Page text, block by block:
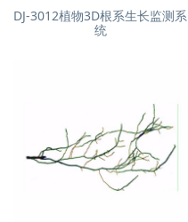
DJ-3012植物3D根系生长监测系
统